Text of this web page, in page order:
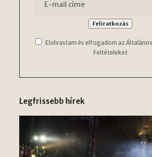
Elolvastam és elfogadom az
Feltételeket
Legfrissebb hírek